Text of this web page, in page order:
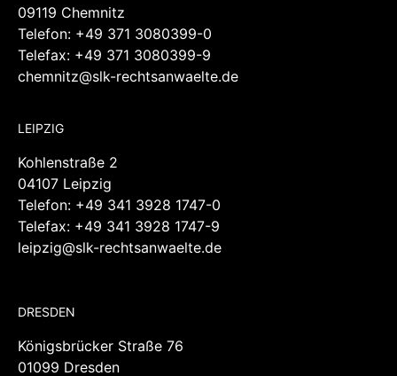
09119 Chemnitz
Telefon: +49 371 3080399-0
Telefax: +49 371 3080399-9
chemnitz@slk-rechtsanwaelte.de
LEIPZIG
Kohlenstraße 2
04107 Leipzig
Telefon: +49 341 3928 1747-0
Telefax: +49 341 3928 1747-9
leipzig@slk-rechtsanwaelte.de
DRESDEN
Königsbrücker Straße 76
01099 Dresden